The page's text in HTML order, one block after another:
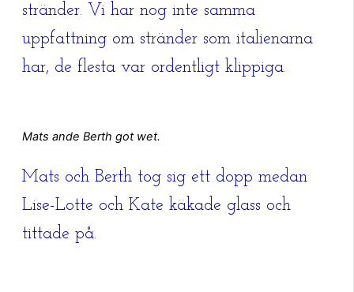
stränder. Vi har nog inte samma
uppfattning om stränder som italienarna
har, de flesta var ordentligt klippiga.
Mats ande Berth got wet.
Mats och Berth tog sig ett dopp medan
Lise-Lotte och Kate käkade glass och
tittade på.